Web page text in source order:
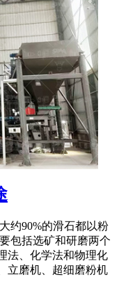
约90%的滑石都以粉
包括选矿和研磨两个
法、化学法和物理化
立磨机、超细磨粉机